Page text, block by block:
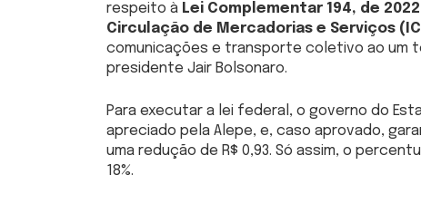
respeito à Lei Complementar 194, de
Circulação de Mercadorias e Serviços
comunicações e transporte coletivo ao um
presidente Jair Bolsonaro.
Para executar a lei federal, o governo do
apreciado pela Alepe, e, caso aprovado,
uma redução de R$ 0,93. Só assim, o
18%.